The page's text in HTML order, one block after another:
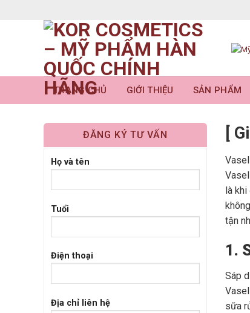
TRANG CHỦ GIỚI THIỆU SẢN PHẨM
[
là khi
tận
1.
Sáp
sữa
ĐĂNG KÝ TƯ VẤN
Họ và tên
Tuổi
Điện thoại
Địa chỉ liên hệ